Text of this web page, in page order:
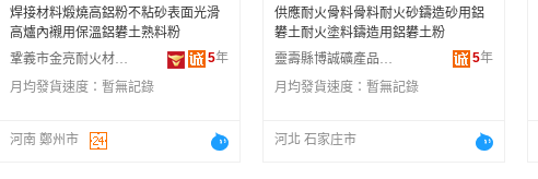
焊接材料煅燒高鋁粉不粘砂表面光滑
高爐內襯用保溫鋁礬土熟料粉
鞏義市金亮耐火材料有限公司
5年
月均發貨速度： 暫無記錄
河南 鄭州市
供應耐火骨料骨料耐火砂鑄造砂用鋁
礬土耐火塗料鑄造用鋁礬土粉
靈壽縣博誠礦產品有限公司
5年
月均發貨速度： 暫無記錄
河北 石家庄市